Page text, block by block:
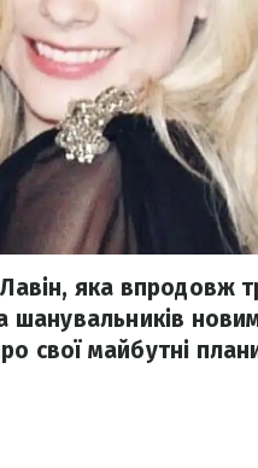
яка впродовж
шанувальників
свої майбутні